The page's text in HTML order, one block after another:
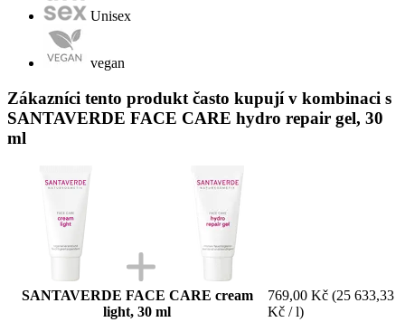
Unisex
vegan
Zákazníci tento produkt často kupují v kombinaci s
SANTAVERDE FACE CARE hydro repair gel, 30
ml
SANTAVERDE FACE CARE cream
light, 30 ml
769,00 Kč (25 633,33
Kč / l)